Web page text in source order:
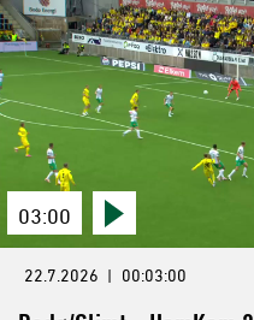
03:00
22.7.2026 | 00:03:00